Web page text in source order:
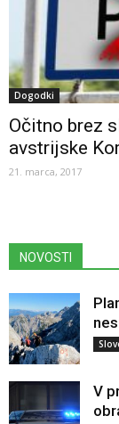
Dogodki
Očitno brez
avstrijske
21. marca, 2017
NOVOSTI
V